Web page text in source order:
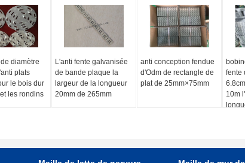
diamètre
plats
le bois dur
les rondins
L'anti fente galvanisée
de bande plaque la
largeur de la longueur
20mm de 265mm
anti conception fendue
d'Odm de rectangle de
plat de 25mm×75mm
fente
10m